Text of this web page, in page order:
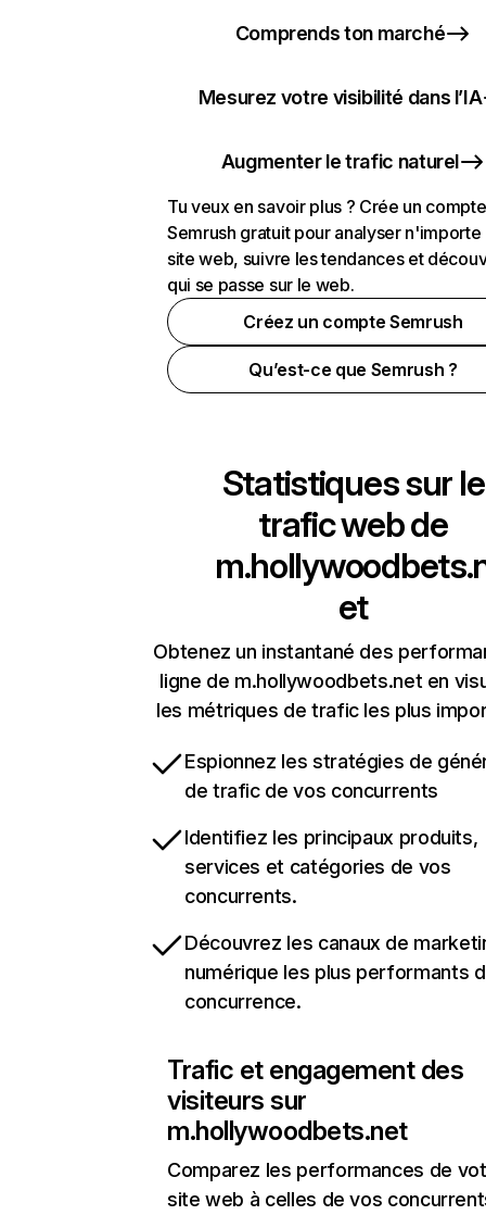
Comprends ton marché
Mesurez votre visibilité dans l’IA
Augmenter le trafic naturel
Tu veux en savoir plus ? Crée un compte
Semrush gratuit pour analyser n'importe
site web, suivre les tendances et
qui se passe sur le web.
Créez un compte Semrush
Qu’est-ce que Semrush ?
Statistiques sur le
trafic web de
et
Obtenez un instantané des
ligne de m.hollywoodbets.net en
les métriques de trafic les plus
Espionnez les stratégies de
de trafic de vos concurrents
Identifiez les principaux produits,
services et catégories de vos
concurrents.
Découvrez les canaux de
numérique les plus performants
concurrence.
Trafic et engagement des
visiteurs sur
m.hollywoodbets.net
Comparez les performances de
site web à celles de vos